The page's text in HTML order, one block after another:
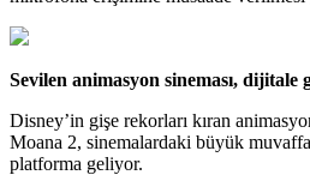
Sevilen animasyon sineması,
Disney’in gişe rekorları kıran
Moana 2, sinemalardaki büyük
platforma geliyor.